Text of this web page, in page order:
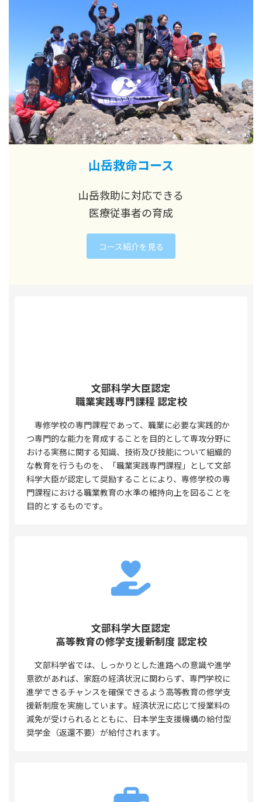
山岳救命コース
山岳救助に対応できる
医療従事者の育成
コース紹介を見る
文部科学大臣認定
職業実践専門課程 認定校
専修学校の専門課程であって、職業に必要な実践的か
つ専門的な能力を育成することを目的として専攻分野に
おける実務に関する知識、技術及び技能について組織的
な教育を行うものを、「職業実践専門課程」として文部
科学大臣が認定して奨励することにより、専修学校の専
門課程における職業教育の水準の維持向上を図ることを
目的とするものです。
文部科学大臣認定
高等教育の修学支援新制度 認定校
文部科学省では、しっかりとした進路への意識や進学
意欲があれば、家庭の経済状況に関わらず、専門学校に
進学できるチャンスを確保できるよう高等教育の修学支
援新制度を実施しています。経済状況に応じて授業料の
減免が受けられるとともに、日本学生支援機構の給付型
奨学金（返還不要）が給付されます。